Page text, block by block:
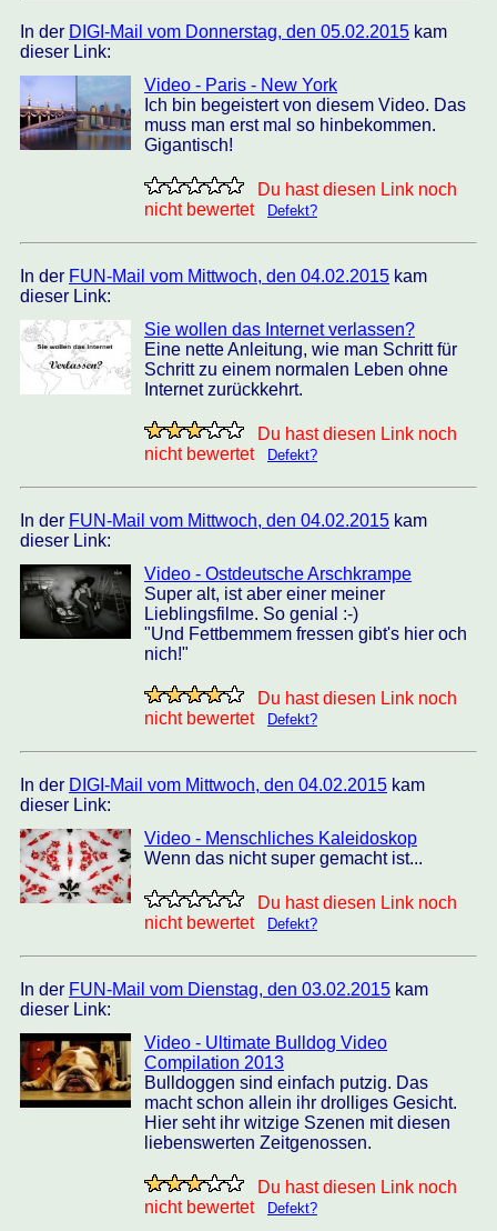
In der DIGI-Mail vom Donnerstag, den 05.02.2015 kam
dieser Link:
Video - Paris - New York
Ich bin begeistert von diesem Video. Das
muss man erst mal so hinbekommen.
Gigantisch!
Du hast diesen Link noch
nicht bewertet
Defekt?
In der FUN-Mail vom Mittwoch, den 04.02.2015 kam
dieser Link:
Sie wollen das Internet verlassen?
Eine nette Anleitung, wie man Schritt für
Schritt zu einem normalen Leben ohne
Internet zurückkehrt.
Du hast diesen Link noch
nicht bewertet
Defekt?
In der FUN-Mail vom Mittwoch, den 04.02.2015 kam
dieser Link:
Video - Ostdeutsche Arschkrampe
Super alt, ist aber einer meiner
Lieblingsfilme. So genial :-)
"Und Fettbemmem fressen gibt's hier och
nich!"
Du hast diesen Link noch
nicht bewertet
Defekt?
In der DIGI-Mail vom Mittwoch, den 04.02.2015 kam
dieser Link:
Video - Menschliches Kaleidoskop
Wenn das nicht super gemacht ist...
Du hast diesen Link noch
nicht bewertet
Defekt?
In der FUN-Mail vom Dienstag, den 03.02.2015 kam
dieser Link:
Video - Ultimate Bulldog Video
Compilation 2013
Bulldoggen sind einfach putzig. Das
macht schon allein ihr drolliges Gesicht.
Hier seht ihr witzige Szenen mit diesen
liebenswerten Zeitgenossen.
Du hast diesen Link noch
nicht bewertet
Defekt?